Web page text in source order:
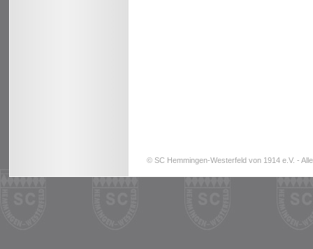
© SC Hemmingen-Westerfeld von 1914 e.V. -